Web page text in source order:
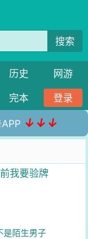
搜索
历史
网游
完本 登录
↓↓↓
我要验牌
是陌生男子